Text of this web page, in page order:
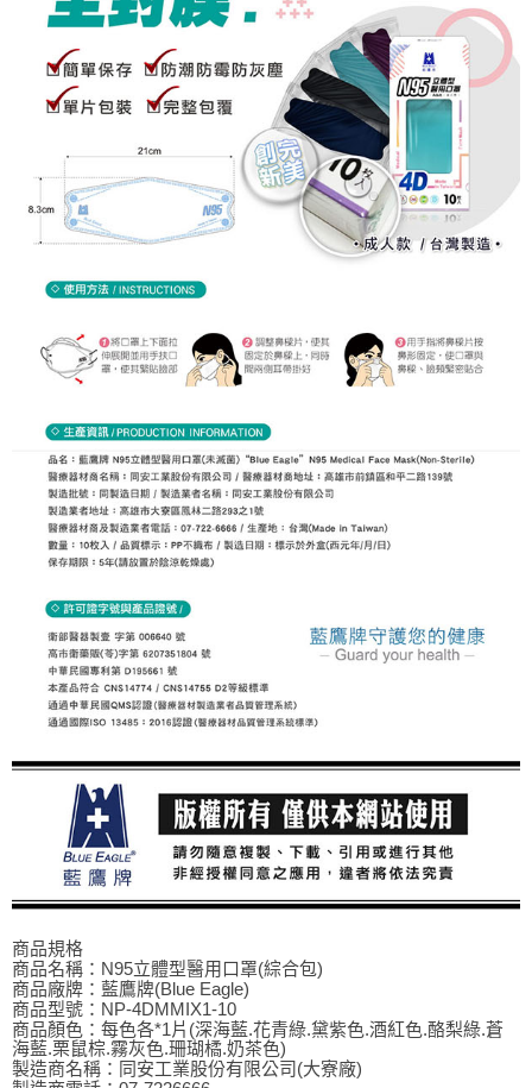
商品規格
商品名稱：N95立體型醫用口罩(綜合包)
商品廠牌：藍鷹牌(Blue Eagle)
商品型號：NP-4DMMIX1-10
商品顏色：每色各*1片(深海藍.花青綠.黛紫色.酒紅色.酪梨綠.蒼
海藍.栗鼠棕.霧灰色.珊瑚橘.奶茶色)
製造商名稱：同安工業股份有限公司(大寮廠)